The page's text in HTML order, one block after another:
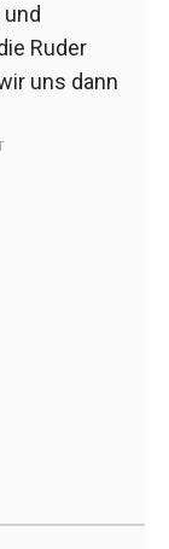
Ruder
uns dann